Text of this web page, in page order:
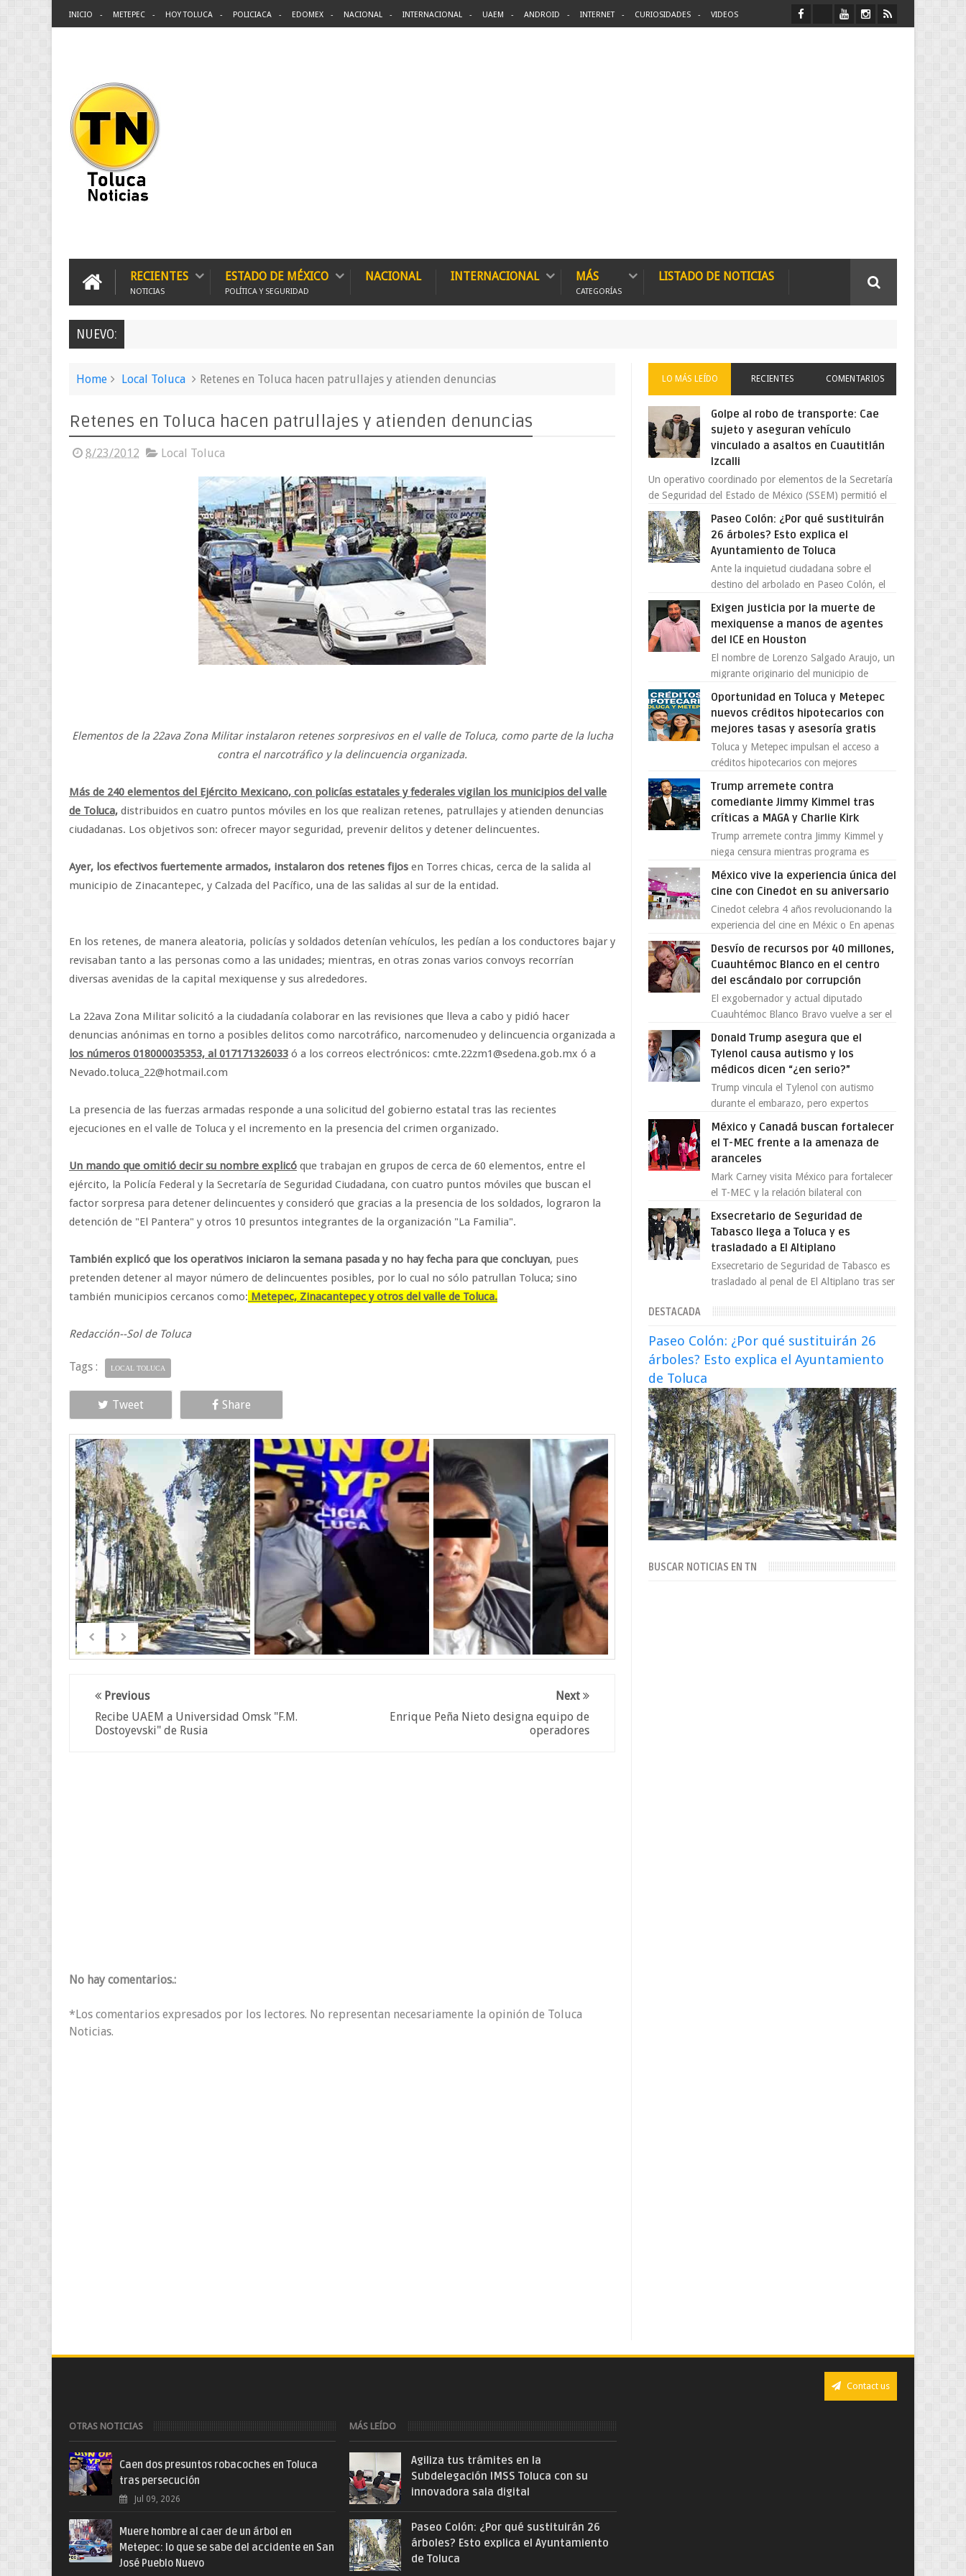
INICIO METEPEC HOY TOLUCA POLICIACA EDOMEX NACIONAL INTERNACIONAL UAEM ANDROID INTERNET CURIOSIDADES VIDEOS
RECIENTES
NOTICIAS
ESTADO DE MÉXICO
POLÍTICA Y SEGURIDAD
NACIONAL INTERNACIONAL MÁS
CATEGORÍAS
LISTADO DE NOTICIAS
NUEVO:
Home Local Toluca Retenes en Toluca hacen patrullajes y atienden denuncias
Retenes en Toluca hacen patrullajes y atienden denuncias
8/23/2012 Local Toluca
Elementos de la 22ava Zona Militar instalaron retenes sorpresivos en el valle de Toluca, como parte de la lucha
contra el narcotráfico y la delincuencia organizada.
Más de 240 elementos del Ejército Mexicano, con policías estatales y federales vigilan los municipios del valle
de Toluca, distribuidos en cuatro puntos móviles en los que realizan retenes, patrullajes y atienden denuncias
ciudadanas. Los objetivos son: ofrecer mayor seguridad, prevenir delitos y detener delincuentes.
Ayer, los efectivos fuertemente armados, instalaron dos retenes fijos en Torres chicas, cerca de la salida al
municipio de Zinacantepec, y Calzada del Pacífico, una de las salidas al sur de la entidad.
En los retenes, de manera aleatoria, policías y soldados detenían vehículos, les pedían a los conductores bajar y
revisaban tanto a las personas como a las unidades; mientras, en otras zonas varios convoys recorrían
diversas avenidas de la capital mexiquense y sus alrededores.
La 22ava Zona Militar solicitó a la ciudadanía colaborar en las revisiones que lleva a cabo y pidió hacer
denuncias anónimas en torno a posibles delitos como narcotráfico, narcomenudeo y delincuencia organizada a
los números 018000035353, al 017171326033 ó a los correos electrónicos: cmte.22zm1@sedena.gob.mx ó a
Nevado.toluca_22@hotmail.com
La presencia de las fuerzas armadas responde a una solicitud del gobierno estatal tras las recientes
ejecuciones en el valle de Toluca y el incremento en la presencia del crimen organizado.
Un mando que omitió decir su nombre explicó que trabajan en grupos de cerca de 60 elementos, entre el
ejército, la Policía Federal y la Secretaría de Seguridad Ciudadana, con cuatro puntos móviles que buscan el
factor sorpresa para detener delincuentes y consideró que gracias a la presencia de los soldados, lograron la
detención de "El Pantera" y otros 10 presuntos integrantes de la organización "La Familia".
También explicó que los operativos iniciaron la semana pasada y no hay fecha para que concluyan, pues
pretenden detener al mayor número de delincuentes posibles, por lo cual no sólo patrullan Toluca; sino
también municipios cercanos como: Metepec, Zinacantepec y otros del valle de Toluca.
Redacción--Sol de Toluca
Tags : LOCAL TOLUCA
Tweet Share
Next
Enrique Peña Nieto designa equipo de
operadores
Previous
Recibe UAEM a Universidad Omsk "F.M.
Dostoyevski" de Rusia
No hay comentarios.:
*Los comentarios expresados por los lectores. No representan necesariamente la opinión de Toluca
Noticias.
LO MÁS LEÍDO RECIENTES COMENTARIOS
Golpe al robo de transporte: Cae
sujeto y aseguran vehículo
vinculado a asaltos en Cuautitlán
Izcalli
Un operativo coordinado por elementos de la Secretaría
de Seguridad del Estado de México (SSEM) permitió el
aseguramiento de un vehículo vin...
Paseo Colón: ¿Por qué sustituirán
26 árboles? Esto explica el
Ayuntamiento de Toluca
Ante la inquietud ciudadana sobre el
destino del arbolado en Paseo Colón, el
solo 26 ejemplares será...
Exigen justicia por la muerte de
mexiquense a manos de agentes
del ICE en Houston
El nombre de Lorenzo Salgado Araujo, un
migrante originario del municipio de
convertido en el centro de un...
Oportunidad en Toluca y Metepec
nuevos créditos hipotecarios con
mejores tasas y asesoría gratis
Toluca y Metepec impulsan el acceso a
créditos hipotecarios con mejores
emprendedores Con la creciente neces...
Trump arremete contra
comediante Jimmy Kimmel tras
críticas a MAGA y Charlie Kirk
Trump arremete contra Jimmy Kimmel y
niega censura mientras programa es
programa Jimmy Kimmel Live! ...
México vive la experiencia única del
cine con Cinedot en su aniversario
Cinedot celebra 4 años revolucionando la
experiencia del cine en Méxic o En apenas
cuatro años, Cinedot ha demostrado que
Desvío de recursos por 40 millones,
Cuauhtémoc Blanco en el centro
del escándalo por corrupción
El exgobernador y actual diputado
Cuauhtémoc Blanco Bravo vuelve a ser el
enfrentando señalamientos por...
Donald Trump asegura que el
Tylenol causa autismo y los
médicos dicen “¿en serio?”
Trump vincula el Tylenol con autismo
durante el embarazo, pero expertos
nuevo episodio de declaraciones...
México y Canadá buscan fortalecer
el T-MEC frente a la amenaza de
aranceles
Mark Carney visita México para fortalecer
el T-MEC y la relación bilateral con
provocada por la ofen...
Exsecretario de Seguridad de
Tabasco llega a Toluca y es
trasladado a El Altiplano
Exsecretario de Seguridad de Tabasco es
trasladado al penal de El Altiplano tras ser
Seguridad Públi...
DESTACADA
Paseo Colón: ¿Por qué sustituirán 26
árboles? Esto explica el Ayuntamiento
de Toluca
BUSCAR NOTICIAS EN TN
Contact us
OTRAS NOTICIAS
Caen dos presuntos robacoches en Toluca
tras persecución
Jul 09, 2026
Muere hombre al caer de un árbol en
Metepec: lo que se sabe del accidente en San
José Pueblo Nuevo
MÁS LEÍDO
Agiliza tus trámites en la
Subdelegación IMSS Toluca con su
innovadora sala digital
Paseo Colón: ¿Por qué sustituirán 26
árboles? Esto explica el Ayuntamiento
de Toluca